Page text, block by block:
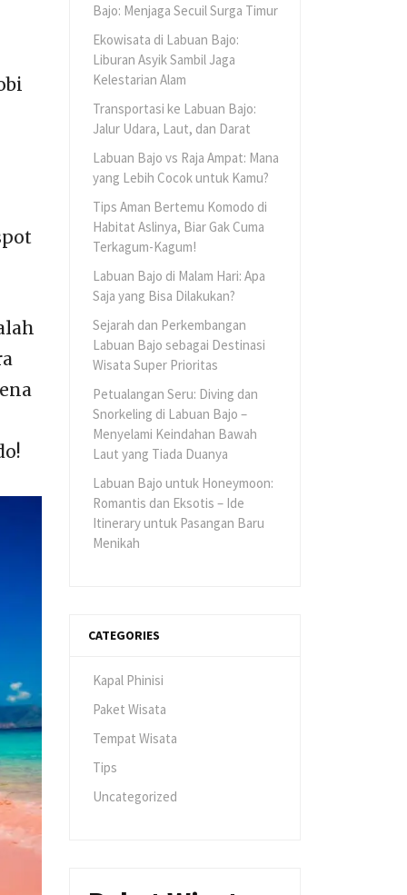
Bajo: Menjaga Secuil Surga Timur
Ekowisata di Labuan Bajo:
Liburan Asyik Sambil Jaga
Kelestarian Alam
Transportasi ke Labuan Bajo:
Jalur Udara, Laut, dan Darat
Labuan Bajo vs Raja Ampat: Mana
yang Lebih Cocok untuk Kamu?
Tips Aman Bertemu Komodo di
Habitat Aslinya, Biar Gak Cuma
Terkagum-Kagum!
Labuan Bajo di Malam Hari: Apa
Saja yang Bisa Dilakukan?
Sejarah dan Perkembangan
Labuan Bajo sebagai Destinasi
Wisata Super Prioritas
Petualangan Seru: Diving dan
Snorkeling di Labuan Bajo –
Menyelami Keindahan Bawah
Laut yang Tiada Duanya
Labuan Bajo untuk Honeymoon:
Romantis dan Eksotis – Ide
Itinerary untuk Pasangan Baru
Menikah
CATEGORIES
Kapal Phinisi
Paket Wisata
Tempat Wisata
Tips
Uncategorized